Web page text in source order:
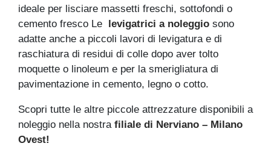
ideale per lisciare massetti freschi, sottofondi o
cemento fresco Le levigatrici a noleggio sono
adatte anche a piccoli lavori di levigatura e di
raschiatura di residui di colle dopo aver tolto
moquette o linoleum e per la smerigliatura di
pavimentazione in cemento, legno o cotto.
Scopri tutte le altre piccole attrezzature disponibili a
noleggio nella nostra filiale di Nerviano – Milano
Ovest!